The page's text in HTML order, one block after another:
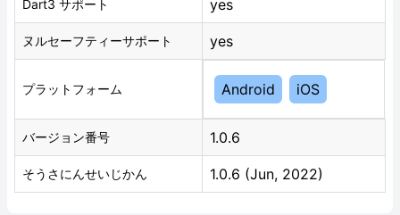
Dart3 サポート yes
ヌルセーフティーサポート yes
プラットフォーム Android iOS
バージョン番号 1.0.6
そうさにんせいじかん 1.0.6 (Jun, 2022)